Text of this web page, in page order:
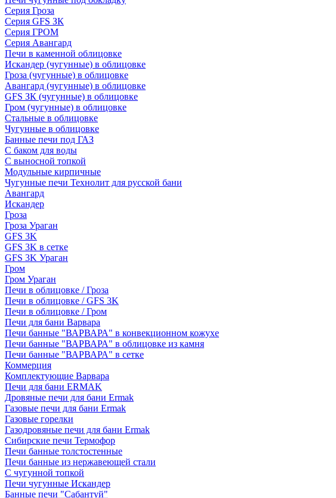
Серия Гроза
Серия GFS ЗК
Серия ГРОМ
Серия Авангард
Печи в каменной облицовке
Искандер (чугунные) в облицовке
Гроза (чугунные) в облицовке
Авангард (чугунные) в облицовке
GFS ЗК (чугунные) в облицовке
Гром (чугунные) в облицовке
Стальные в облицовке
Чугунные в облицовке
Банные печи под ГАЗ
С баком для воды
С выносной топкой
Модульные кирпичные
Чугунные печи Технолит для русской бани
Авангард
Искандер
Гроза
Гроза Ураган
GFS 3K
GFS 3K в сетке
GFS 3K Ураган
Гром
Гром Ураган
Печи в облицовке / Гроза
Печи в облицовке / GFS 3K
Печи в облицовке / Гром
Печи для бани Варвара
Печи банные "ВАРВАРА" в конвекционном кожухе
Печи банные "ВАРВАРА" в облицовке из камня
Печи банные "ВАРВАРА" в сетке
Коммерция
Комплектующие Варвара
Печи для бани ERMAK
Дровяные печи для бани Ermak
Газовые печи для бани Ermak
Газовые горелки
Газодровяные печи для бани Ermak
Сибирские печи Термофор
Печи банные толстостенные
Печи банные из нержавеющей стали
С чугунной топкой
Печи чугунные Искандер
Банные печи "Сабантуй"